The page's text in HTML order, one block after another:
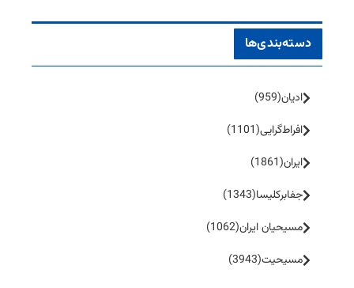
دسته‌بندی‌ها
ادیان(959)
افراط‌گرایی(1101)
ایران(1861)
جفا‌بر‌کلیسا(1343)
مسیحیان ایران(1062)
مسیحیت(3943)